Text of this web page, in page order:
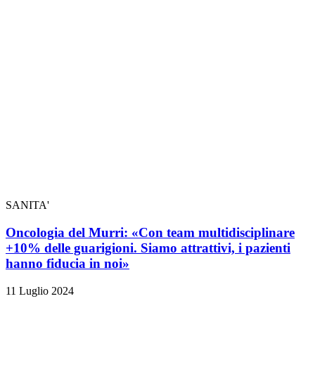
SANITA'
Oncologia del Murri: «Con team multidisciplinare
+10% delle guarigioni. Siamo attrattivi, i pazienti
hanno fiducia in noi»
11 Luglio 2024